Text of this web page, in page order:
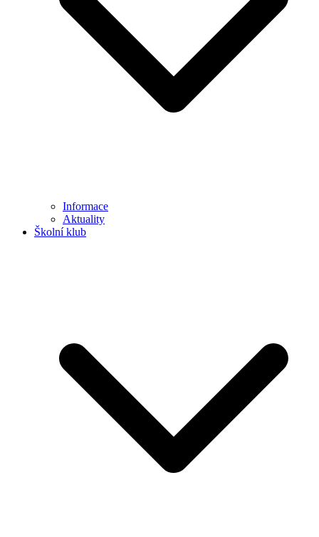
Informace
Aktuality
Školní klub